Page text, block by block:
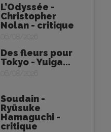
L’Odyssée -
Christopher
Nolan - critique
06/08/2026
Des fleurs pour
Tokyo - Yuiga...
06/08/2026
Soudain -
Ryūsuke
Hamaguchi -
critique